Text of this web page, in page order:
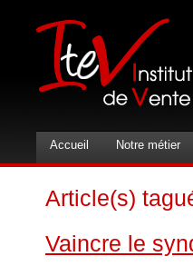
Accueil Notre métier
Article(s)
Vaincre le